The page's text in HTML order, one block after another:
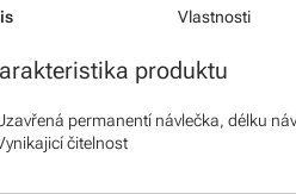
Vlastnosti
produktu
permanentí návlečka, délku
čitelnost